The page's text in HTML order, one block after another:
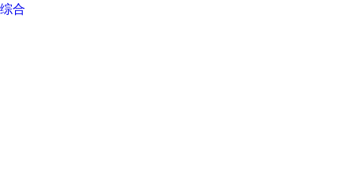
综合